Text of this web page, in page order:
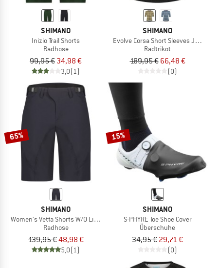
SHIMANO
Inizio Trail Shorts
Radhose
99,95 € 34,98 €
3,0(1)
SHIMANO
Evolve Corsa Short Sleeves Jersey
Radtrikot
189,95 € 66,48 €
(0)
65%
SHIMANO
Women's Vetta Shorts W/O Liner
Radhose
139,95 €48,98 €
5,0(1)
15%
SHIMANO
S-PHYRE Toe Shoe Cover
Überschuhe
34,95 € 29,71 €
(0)